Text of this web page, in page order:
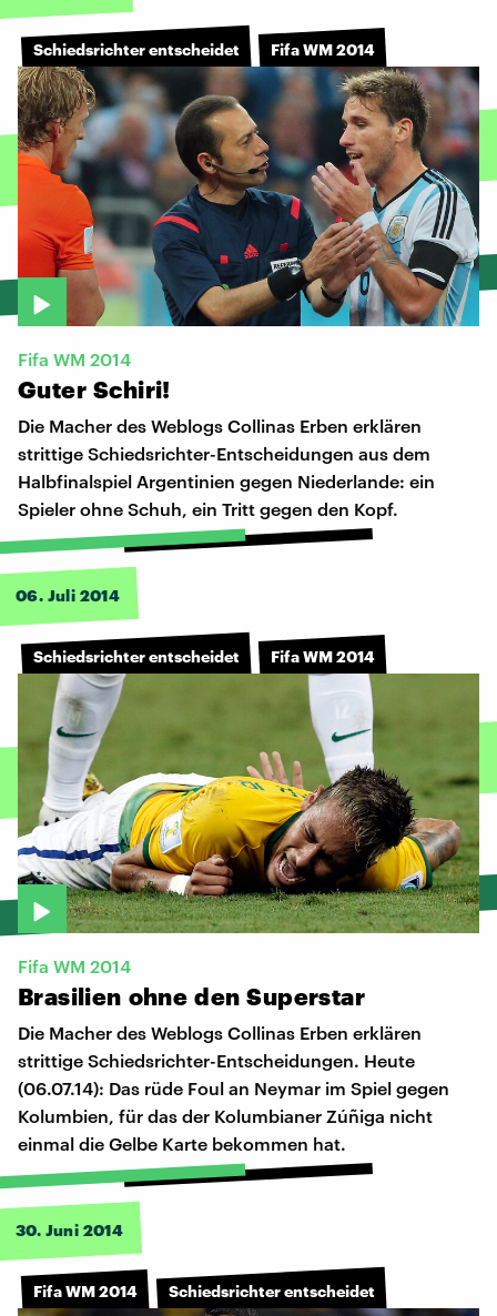
Schiedsrichter entscheidet Fifa WM 2014
Fifa WM 2014
Guter Schiri!
Die Macher des Weblogs Collinas Erben erklären
strittige Schiedsrichter-Entscheidungen aus dem
Halbfinalspiel Argentinien gegen Niederlande: ein
Spieler ohne Schuh, ein Tritt gegen den Kopf.
06. Juli 2014
Schiedsrichter entscheidet Fifa WM 2014
Fifa WM 2014
Brasilien ohne den Superstar
Die Macher des Weblogs Collinas Erben erklären
strittige Schiedsrichter-Entscheidungen. Heute
(06.07.14): Das rüde Foul an Neymar im Spiel gegen
Kolumbien, für das der Kolumbianer Zúñiga nicht
einmal die Gelbe Karte bekommen hat.
30. Juni 2014
Fifa WM 2014 Schiedsrichter entscheidet